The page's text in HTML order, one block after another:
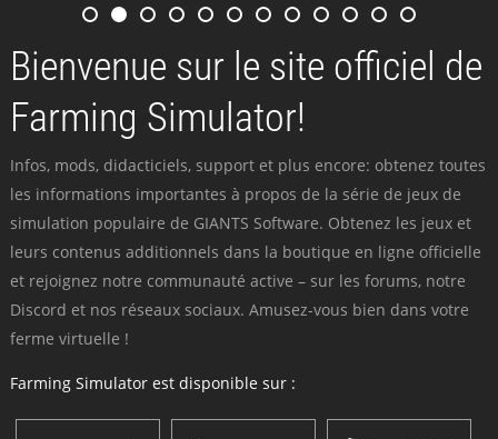
Bienvenue sur le site officiel de
Farming Simulator!
Infos, mods, didacticiels, support et plus encore: obtenez toutes
les informations importantes à propos de la série de jeux de
simulation populaire de GIANTS Software. Obtenez les jeux et
leurs contenus additionnels dans la boutique en ligne officielle
et rejoignez notre communauté active – sur les forums, notre
Discord et nos réseaux sociaux. Amusez-vous bien dans votre
ferme virtuelle !
Farming Simulator est disponible sur :